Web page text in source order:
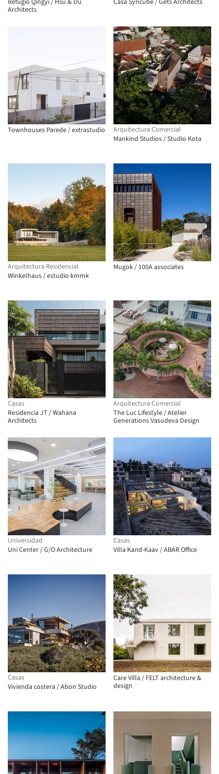
Refugio Qingyi / Hsu & Du
Architects
Casa Syncube / Gets Architects
Townhouses Parede / extrastudio
Arquitectura Comercial
Mankind Studios / Studio Kota
Arquitectura Residencial
Winkelhaus / estudio kmmk
Mugok / 100A associates
Casas
Residencia JT / Wahana
Architects
Arquitectura Comercial
The Luc Lifestyle / Atelier
Generations Vasudeva Design
Universidad
Uni Center / G/O Architecture
Casas
Villa Kand-Kaav / ABAR Office
Casas
Vivienda costera / Abon Studio
Care Villa / FELT architecture &
design